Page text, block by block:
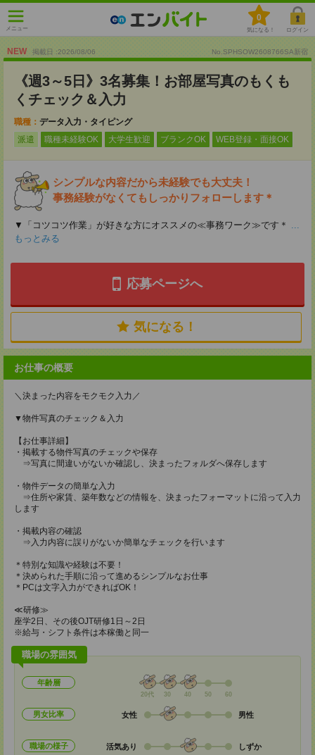
メニュー
0
気になる！ ログイン
NEW 掲載日 :2026/08/06 No.SPHSOW2608766SA新宿
《週3～5日》3名募集！お部屋写真のもくも
くチェック＆入力
職種： データ入力・タイピング
派遣
職種未経験OK 大学生歓迎 ブランクOK WEB登録・面接OK
シンプルな内容だから未経験でも大丈夫！
事務経験がなくてもしっかりフォローします＊
▼「コツコツ作業」が好きな方にオススメの≪事務ワーク≫です＊ ...
もっとみる
応募ページへ
気になる！
お仕事の概要
＼決まった内容をモクモク入力／
▼物件写真のチェック＆入力
【お仕事詳細】
・掲載する物件写真のチェックや保存
⇒写真に間違いがないか確認し、決まったフォルダへ保存します
・物件データの簡単な入力
⇒住所や家賃、築年数などの情報を、決まったフォーマットに沿って入力
します
・掲載内容の確認
⇒入力内容に誤りがないか簡単なチェックを行います
＊特別な知識や経験は不要！
＊決められた手順に沿って進めるシンプルなお仕事
＊PCは文字入力ができればOK！
≪研修≫
座学2日、その後OJT研修1日～2日
※給与・シフト条件は本稼働と同一
職場の雰囲気
年齢層
20代 30 40 50 60
男女比率 女性 男性
職場の様子 活気あり しずか